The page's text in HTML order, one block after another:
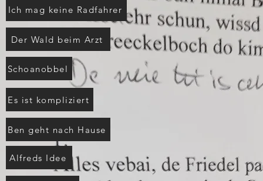
Ich mag keine Radfahrer
Der Wald beim Arzt
Schoanobbel
Es ist kompliziert
Ben geht nach Hause
Alfreds Idee